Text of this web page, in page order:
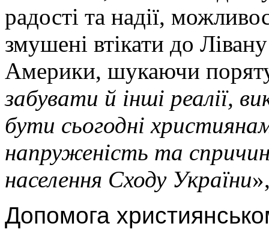
радості та надії,
змушені втікати до
Америки, шукаючи
забувати й інші реалії,
бути сьогодні
напруженість та
населення Сходу України
Допомога